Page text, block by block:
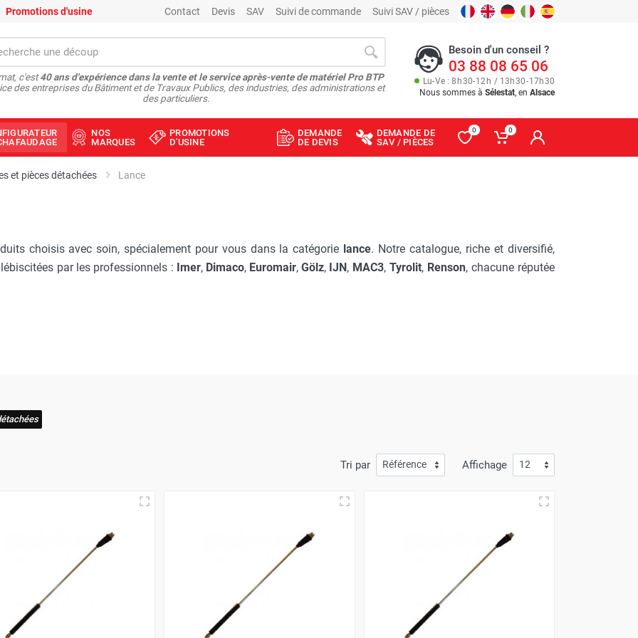
Promotions d'usine Contact Devis SAV Suivi de commande Suivi SAV / pièces
c'est40 ans d'expérience dans la vente et le service après-vente de matériel Pro BTP
des entreprises du Bâtiment et de Travaux Publics, des industries, des administrations et
des particuliers.
Besoin d'un conseil ?
03 88 08 65 06
Lu-Ve : 8h30-12h / 13h30-17h30
Nous sommes à Sélestat, en Alsace
NOS
MARQUES
PROMOTIONS
D'USINE
DEMANDE
DE DEVIS
DEMANDE DE
SAV / PIÈCES
0 0
et pièces détachées Lance
choisis avec soin, spécialement pour vous dans la catégorie lance. Notre catalogue, riche et diversifié,
par les professionnels : Imer, Dimaco, Euromair, Gölz, IJN, MAC3, Tyrolit, Renson, chacune réputée
Tri par Affichage